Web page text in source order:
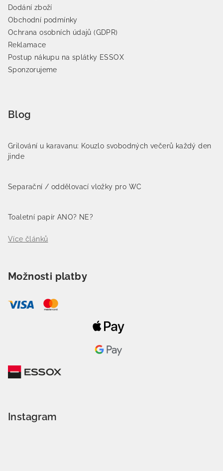
Dodání zboží
Obchodní podmínky
Ochrana osobních údajů (GDPR)
Reklamace
Postup nákupu na splátky ESSOX
Sponzorujeme
Blog
Grilování u karavanu: Kouzlo svobodných večerů každý den
jinde
Separační / oddělovací vložky pro WC
Toaletní papír ANO? NE?
Více článků
Možnosti platby
Instagram